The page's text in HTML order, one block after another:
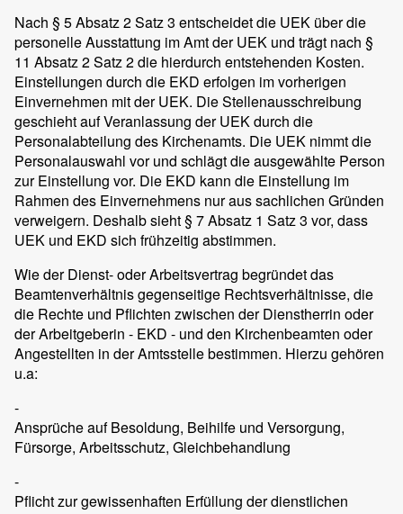
Nach § 5 Absatz 2 Satz 3 entscheidet die UEK über die
personelle Ausstattung im Amt der UEK und trägt nach §
11 Absatz 2 Satz 2 die hierdurch entstehenden Kosten.
Einstellungen durch die EKD erfolgen im vorherigen
Einvernehmen mit der UEK. Die Stellenausschreibung
geschieht auf Veranlassung der UEK durch die
Personalabteilung des Kirchenamts. Die UEK nimmt die
Personalauswahl vor und schlägt die ausgewählte Person
zur Einstellung vor. Die EKD kann die Einstellung im
Rahmen des Einvernehmens nur aus sachlichen Gründen
verweigern. Deshalb sieht § 7 Absatz 1 Satz 3 vor, dass
UEK und EKD sich frühzeitig abstimmen.
Wie der Dienst- oder Arbeitsvertrag begründet das
Beamtenverhältnis gegenseitige Rechtsverhältnisse, die
die Rechte und Pflichten zwischen der Dienstherrin oder
der Arbeitgeberin - EKD - und den Kirchenbeamten oder
Angestellten in der Amtsstelle bestimmen. Hierzu gehören
u.a:
-
Ansprüche auf Besoldung, Beihilfe und Versorgung,
Fürsorge, Arbeitsschutz, Gleichbehandlung
-
Pflicht zur gewissenhaften Erfüllung der dienstlichen